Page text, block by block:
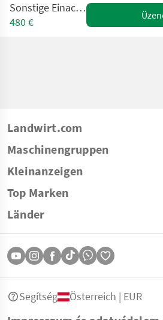
Sonstige Einachsanänger
480 €
Landwirt.com
Maschinengruppen
Kleinanzeigen
Top Marken
Länder
Segítség Österreich | EUR